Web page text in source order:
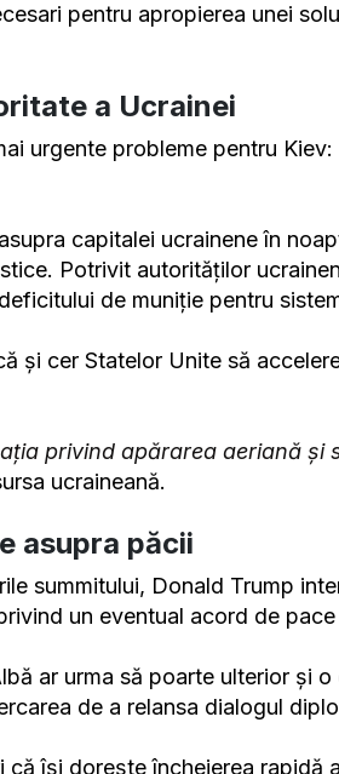
pentru apropierea unei
a Ucrainei
urgente probleme pentru Kiev:
capitalei ucrainene în
Potrivit autorităților
de muniție pentru
și cer Statelor Unite să
privind apărarea aeriană și
ucraineană.
asupra păcii
summitului, Donald Trump
un eventual acord de pace
ar urma să poarte ulterior și
de a relansa dialogul
își dorește încheierea rapidă